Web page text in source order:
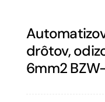
drôtov,
6mm2